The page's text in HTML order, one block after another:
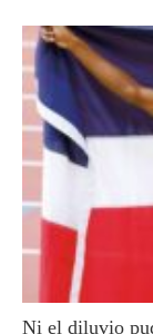
Ni el diluvio